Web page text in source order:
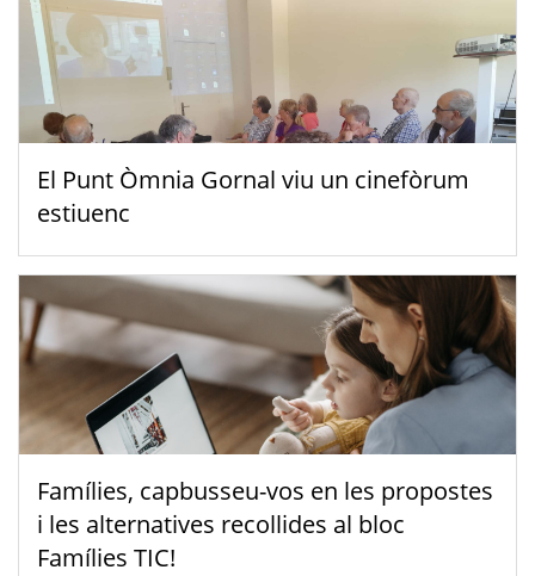
El Punt Òmnia Gornal viu un cinefòrum
estiuenc
Famílies, capbusseu-vos en les propostes
i les alternatives recollides al bloc
Famílies TIC!